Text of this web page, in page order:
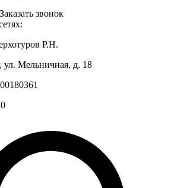
Заказать звонок
Р.Н.
ул. Мельничная, д. 18